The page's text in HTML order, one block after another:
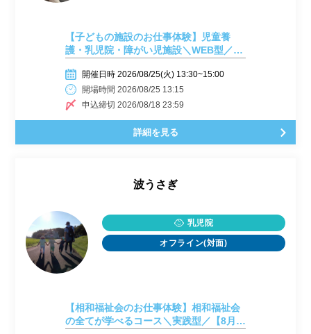
【子どもの施設のお仕事体験】児童養
護・乳児院・障がい児施設＼WEB型／
開催日時 2026/08/25(火) 13:30~15:00
開場時間 2026/08/25 13:15
申込締切 2026/08/18 23:59
詳細を見る
波うさぎ
乳児院
オフライン(対面)
【相和福祉会のお仕事体験】相和福祉会
の全てが学べるコース＼実践型／【8月